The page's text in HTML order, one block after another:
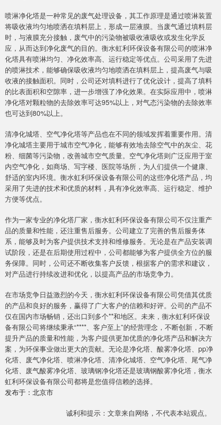
喷淋净化塔是一种常见的废气处理设备，其工作原理是通过喷淋装置
将吸收液均匀地喷洒在填料层上，形成一层液膜。当废气通过填料层
时，与液膜充分接触，废气中的污染物被吸收液吸收或发生化学反
应，从而达到净化废气的目的。衡水虹利环保设备有限公司的喷淋净
化塔具有喷淋均匀、净化效率高、运行稳定等优点。公司采用了先进
的喷淋技术，能够确保吸收液均匀地喷洒在填料层上，提高废气与吸
收液的接触面积。同时，公司还对填料进行了优化设计，提高了填料
的比表面积和空隙率，进一步增强了净化效果。在实际应用中，喷淋
净化塔对颗粒物的去除效率可达95%以上，对气态污染物的去除效率
也可达到80%以上。
清净化城塔、空气净化塔等产品也在不同的领域发挥着重要作用。清
净化城塔主要用于城市空气净化，能够有效地去除空气中的灰尘、花
粉、细菌等污染物，改善城市空气质量。空气净化塔则广泛应用于室
内空气净化，如商场、写字楼、医院等场所，为人们提供一个健康、
舒适的室内环境。衡水虹利环保设备有限公司的这些净化塔产品，均
采用了先进的技术和优质的材料，具有净化效率高、运行稳定、维护
方便等优点。
作为一家专业的净化塔厂家，衡水虹利环保设备有限公司不仅注重产
品的质量和性能，还注重售后服务。公司建立了完善的售后服务体
系，能够及时为客户提供技术支持和维修服务。无论是在产品安装调
试阶段，还是在后期使用过程中，公司都能够为客户提供全方位的服
务保障。同时，公司还不断收集客户反馈，根据客户的需求和建议，
对产品进行持续改进和优化，以提高产品的市场竞争力。
在市场竞争日益激烈的今天，衡水虹利环保设备有限公司凭借其优质
的产品和良好的服务，赢得了广大客户的信赖和好评。公司的产品不
仅在国内市场畅销，还出口到多个**和地区。未来，衡水虹利环保设
备有限公司将继续秉承“****、客户至上”的经营理念，不断创新，不断
提升产品的质量和性能，为客户提供更加优质的净化塔产品和解决方
案，为环保事业做出更大的贡献。无论是净化塔、酸雾净化塔、pp净
化塔、废气净化塔、喷淋净化塔、清净化城塔、空气净化塔、尾气净
化塔、废气酸雾净化塔、玻璃钢净化塔还是玻璃钢酸雾净化塔，衡水
虹利环保设备有限公司都将是您值得信赖的选择。
发布于：北京市
诚利和提示：文章来自网络，不代表本站观点。